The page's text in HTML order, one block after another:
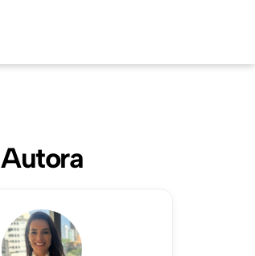
Autora